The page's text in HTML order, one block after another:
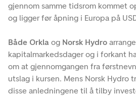
gjennom samme tidsrom kommet
og ligger før åpning i Europa på
Både Orkla og Norsk Hydro
kapitalmarkedsdager og i forkant
om at gjennomgangen fra
utslag i kursen. Mens Norsk Hydro
disse anledningene til å tilby